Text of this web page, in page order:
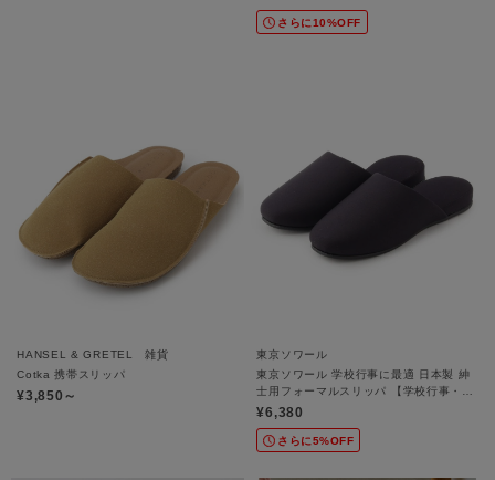
さらに10%OFF
HANSEL & GRETEL 雑貨
Cotka 携帯スリッパ
¥3,850～
東京ソワール
東京ソワール 学校行事に最適 日本製 紳
士用フォーマルスリッパ 【学校行事・卒
入学式・お受験】
¥6,380
さらに5%OFF